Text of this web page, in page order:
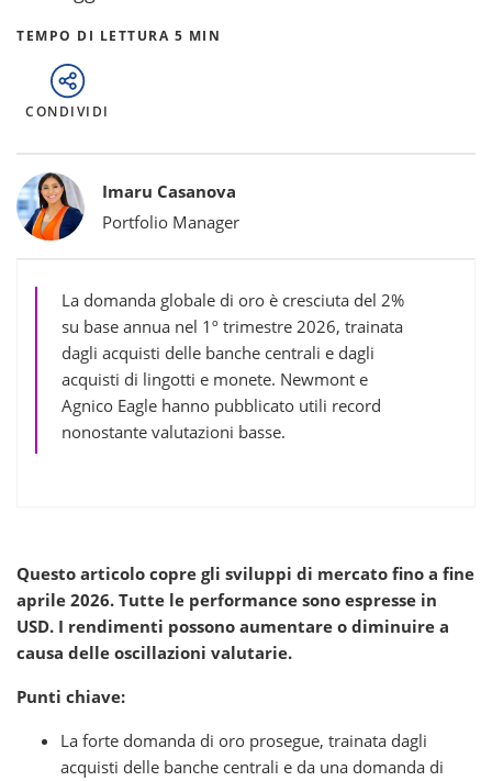
TEMPO DI LETTURA 5 MIN
CONDIVIDI
Bylines
Imaru Casanova
Portfolio Manager
La domanda globale di oro è cresciuta del 2%
su base annua nel 1º trimestre 2026, trainata
dagli acquisti delle banche centrali e dagli
acquisti di lingotti e monete. Newmont e
Agnico Eagle hanno pubblicato utili record
nonostante valutazioni basse.
Questo articolo copre gli sviluppi di mercato fino a fine
aprile 2026. Tutte le performance sono espresse in
USD. I rendimenti possono aumentare o diminuire a
causa delle oscillazioni valutarie.
Punti chiave:
La forte domanda di oro prosegue, trainata dagli
acquisti delle banche centrali e da una domanda di